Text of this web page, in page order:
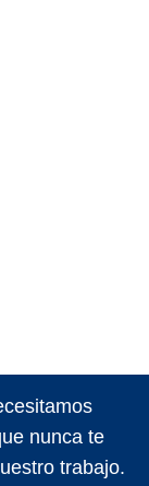
nunca te
trabajo.